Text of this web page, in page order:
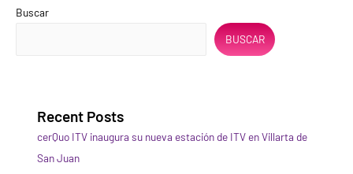
Buscar
BUSCAR
Recent Posts
cerQuo ITV inaugura su nueva estación de ITV en Villarta de
San Juan